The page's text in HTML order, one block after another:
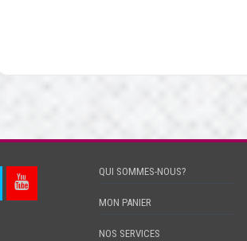
QUI SOMMES-NOUS?
MON PANIER
NOS SERVICES